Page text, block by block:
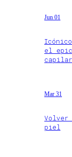
Jun 01
el
capilar
Mar 31
piel